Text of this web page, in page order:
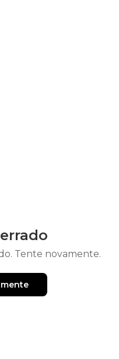
Tente novamente.